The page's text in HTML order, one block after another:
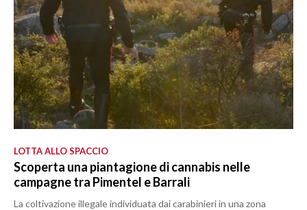
LOTTA ALLO SPACCIO
Scoperta una piantagione di cannabis nelle
campagne tra Pimentel e Barrali
La coltivazione illegale individuata dai carabinieri in una zona